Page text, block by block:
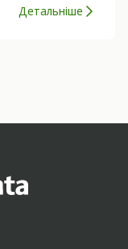
Детальніше